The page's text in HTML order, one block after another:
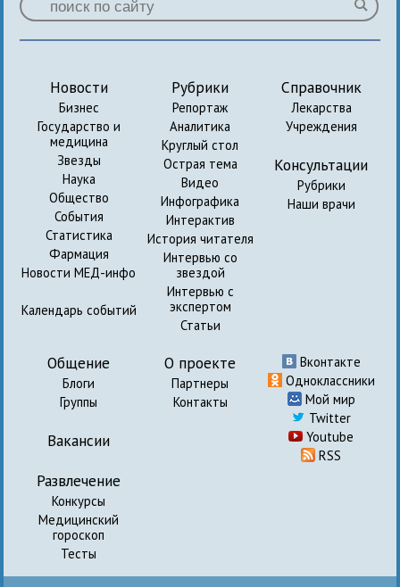
Новости
Бизнес
Государство и
медицина
Звезды
Наука
Общество
События
Статистика
Фармация
Новости МЕД-инфо
Календарь событий
Рубрики
Репортаж
Аналитика
Круглый стол
Острая тема
Видео
Инфографика
Интерактив
История читателя
Интервью со
звездой
Интервью с
экспертом
Статьи
Справочник
Лекарства
Учреждения
Консультации
Рубрики
Наши врачи
Общение
Блоги
Группы
Вакансии
Развлечение
Конкурсы
Медицинский
гороскоп
Тесты
О проекте
Партнеры
Контакты
Вконтакте
Одноклассники
Мой мир
Twitter
Youtube
RSS